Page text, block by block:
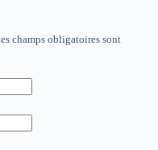
champs obligatoires sont